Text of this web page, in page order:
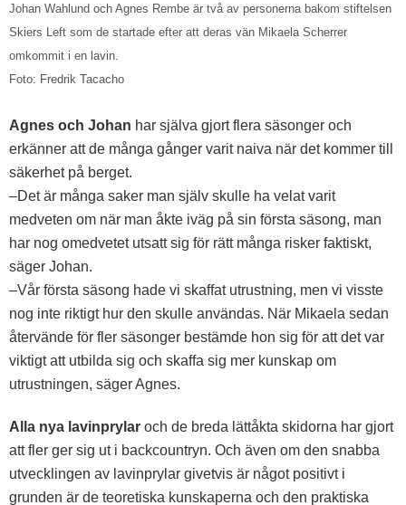
Johan Wahlund och Agnes Rembe är två av personerna bakom stiftelsen
Skiers Left som de startade efter att deras vän Mikaela Scherrer
omkommit i en lavin.
Foto: Fredrik Tacacho
Agnes och Johan har själva gjort flera säsonger och
erkänner att de många gånger varit naiva när det kommer till
säkerhet på berget.
–Det är många saker man själv skulle ha velat varit
medveten om när man åkte iväg på sin första säsong, man
har nog omedvetet utsatt sig för rätt många risker faktiskt,
säger Johan.
–Vår första säsong hade vi skaffat utrustning, men vi visste
nog inte riktigt hur den skulle användas. När Mikaela sedan
återvände för fler säsonger bestämde hon sig för att det var
viktigt att utbilda sig och skaffa sig mer kunskap om
utrustningen, säger Agnes.
Alla nya lavinprylar och de breda lättåkta skidorna har gjort
att fler ger sig ut i backcountryn. Och även om den snabba
utvecklingen av lavinprylar givetvis är något positivt i
grunden är de teoretiska kunskaperna och den praktiska